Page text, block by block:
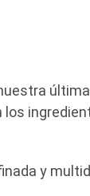
última
los
y